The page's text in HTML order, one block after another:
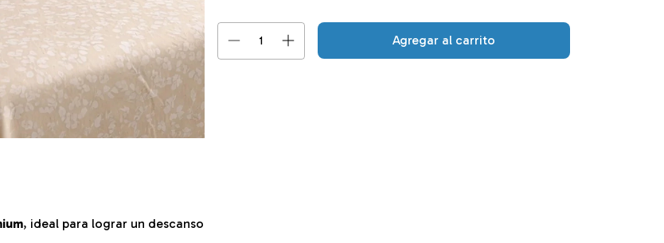
, ideal para lograr un descanso